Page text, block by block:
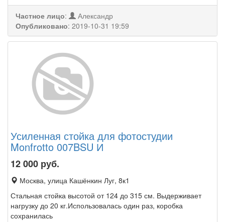
Частное лицо:
Александр
Опубликовано: 2019-10-31 19:59
Усиленная стойка для фотостудии
Monfrotto 007BSU И
12 000 руб.
Москва, улица Кашёнкин Луг, 8к1
Стальная стойка высотой от 124 до 315 см. Выдерживает
нагрузку до 20 кг.Использовалась один раз, коробка
сохранилась